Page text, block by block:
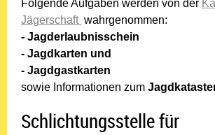
Folgende Aufgaben werden von der
Jägerschaft wahrgenommen:
- Jagderlaubnisschein
- Jagdkarten und
- Jagdgastkarten
sowie Informationen zum
Schlichtungsstelle für